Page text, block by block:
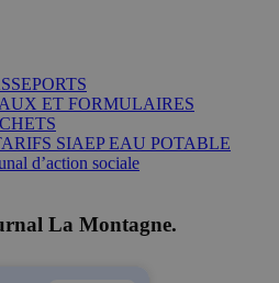
ET FORMULAIRES
SIAEP EAU POTABLE
d’action sociale
La Montagne.